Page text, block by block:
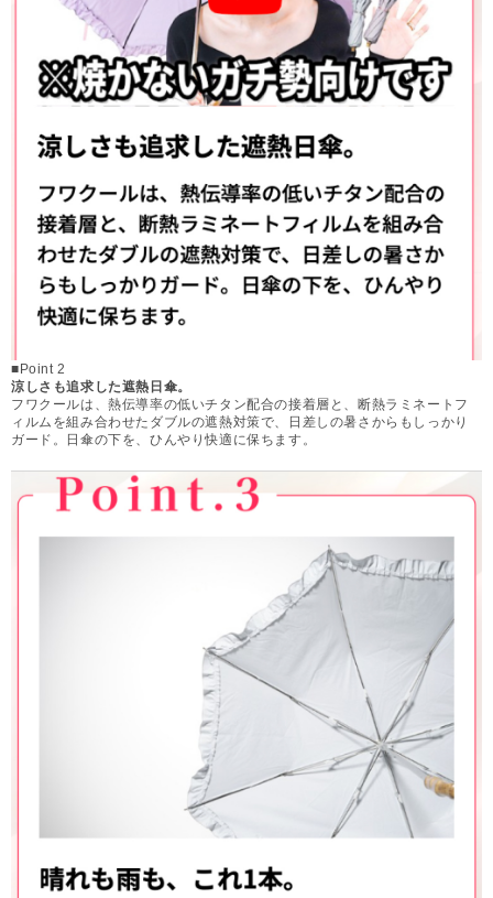
■Point 2
涼しさも追求した遮熱日傘。
フワクールは、熱伝導率の低いチタン配合の接着層と、断熱ラミネートフ
ィルムを組み合わせたダブルの遮熱対策で、日差しの暑さからもしっかり
ガード。日傘の下を、ひんやり快適に保ちます。